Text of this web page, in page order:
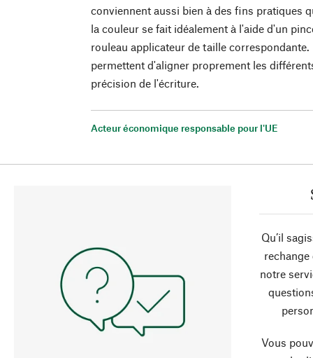
conviennent aussi bien à des fins pratiques
la couleur se fait idéalement à l'aide d'un
rouleau applicateur de taille correspondante.
permettent d'aligner proprement les
précision de l'écriture.
Acteur économique responsable pour l'UE
Qu’il
rechange
notre
Vous